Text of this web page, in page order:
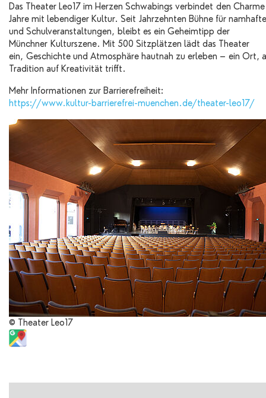
Das Theater Leo17 im Herzen Schwabings verbindet den
Jahre mit lebendiger Kultur. Seit Jahrzehnten Bühne für
und Schulveranstaltungen, bleibt es ein Geheimtipp der
Münchner Kulturszene. Mit 500 Sitzplätzen lädt das Theater
ein, Geschichte und Atmosphäre hautnah zu erleben – ein Ort,
Tradition auf Kreativität trifft.
Mehr Informationen zur Barrierefreiheit:
https://www.kultur-barrierefrei-muenchen.de/theater-leo17/
© Theater Leo17